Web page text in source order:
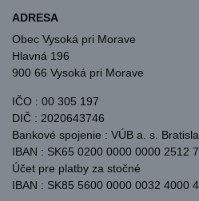
ADRESA
Obec Vysoká pri Morave
Hlavná 196
900 66 Vysoká pri Morave
IČO : 00 305 197
DIČ : 2020643746
Bankové spojenie : VÚB a. s.
IBAN : SK65 0200 0000 0000 2512
Účet pre platby za stočné
IBAN : SK85 5600 0000 0032 4000